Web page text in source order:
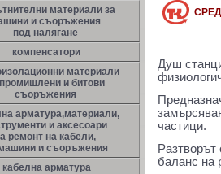
материали за
и съоръжения
под налягане
компенсатори
материали
и битови
съоръжения
арматура,материали,
и аксесоари
ремонт на кабели,
и съоръжения
кабелна арматура
Душ
частици.
баланс на